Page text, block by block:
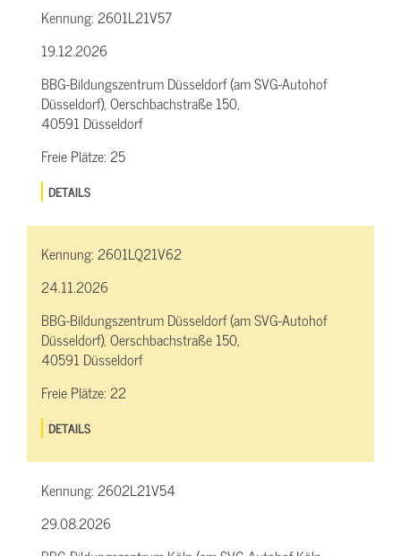
Kennung:2601L21V57
19.12.2026
BBG-Bildungszentrum Düsseldorf (am SVG-Autohof
Düsseldorf), Oerschbachstraße 150,
40591 Düsseldorf
Freie Plätze:25
DETAILS
Kennung:2601LQ21V62
24.11.2026
BBG-Bildungszentrum Düsseldorf (am SVG-Autohof
Düsseldorf), Oerschbachstraße 150,
40591 Düsseldorf
Freie Plätze:22
DETAILS
Kennung:2602L21V54
29.08.2026